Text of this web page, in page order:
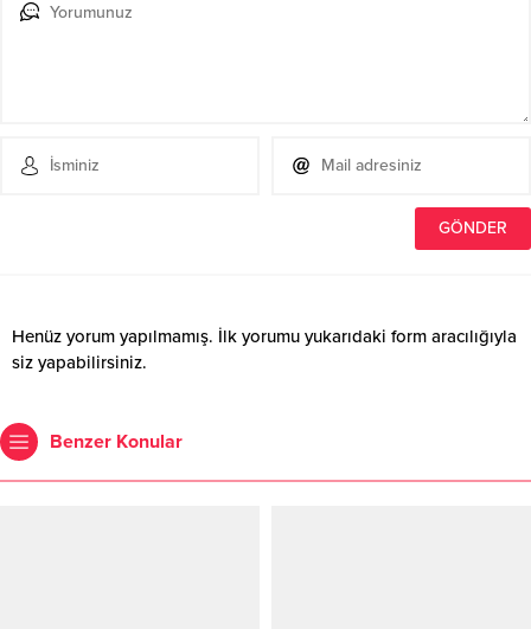
Henüz yorum yapılmamış. İlk yorumu yukarıdaki form aracılığıyla
siz yapabilirsiniz.
Benzer Konular